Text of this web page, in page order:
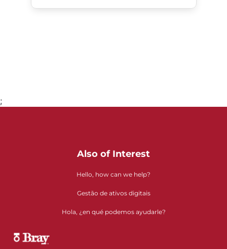
;
Also of Interest
Hello, how can we help?
Gestão de ativos digitais
Hola, ¿en qué podemos ayudarle?